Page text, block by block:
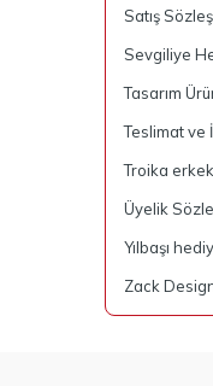
Satış
Sevgiliye
Tasarım
Teslimat ve
Troika
Üyelik
Yılbaşı
Zack